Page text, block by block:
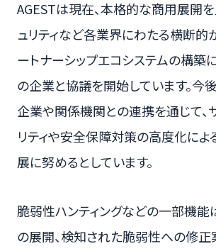
AGESTは現在、本格的な商用展開を
ュリティなど各業界にわたる横断的
ートナーシップエコシステムの構築
の企業と協議を開始しています。今
企業や関係機関との連携を通じて、
リティや安全保障対策の高度化に
展に努めるとしています。
脆弱性ハンティングなどの一部機
の展開、検知された脆弱性への修